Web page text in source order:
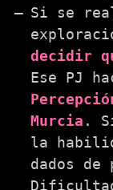
Si se
decidir
Ese PJ
Murcia .
la
dados